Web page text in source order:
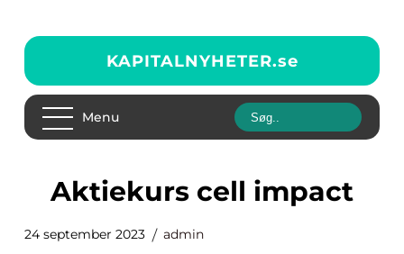
KAPITALNYHETER.se
Menu
aktiekurs cell impact
24 september 2023 admin